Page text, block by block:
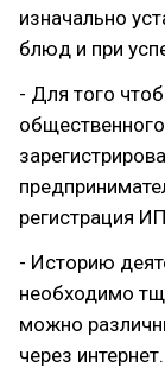
изначально
блюд и при
- Для того
регистрация
- Историю
необходимо
можно
через